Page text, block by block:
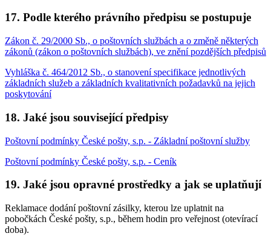
17. Podle kterého právního předpisu se postupuje
Zákon č. 29/2000 Sb., o poštovních službách a o změně některých
zákonů (zákon o poštovních službách), ve znění pozdějších předpisů
Vyhláška č. 464/2012 Sb., o stanovení specifikace jednotlivých
základních služeb a základních kvalitativních požadavků na jejich
poskytování
18. Jaké jsou související předpisy
Poštovní podmínky České pošty, s.p. - Základní poštovní služby
Poštovní podmínky České pošty, s.p. - Ceník
19. Jaké jsou opravné prostředky a jak se uplatňují
Reklamace dodání poštovní zásilky, kterou lze uplatnit na
pobočkách České pošty, s.p., během hodin pro veřejnost (otevírací
doba).